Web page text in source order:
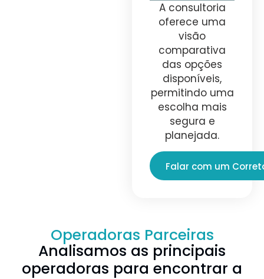
A consultoria
oferece uma
visão
comparativa
das opções
disponíveis,
permitindo uma
escolha mais
segura e
planejada.
Falar com um
Operadoras Parceiras
Analisamos as principais
operadoras para encontrar a